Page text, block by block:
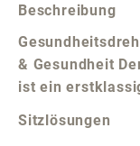
Beschreibung
& Gesundheit
ist ein
Sitzlösungen